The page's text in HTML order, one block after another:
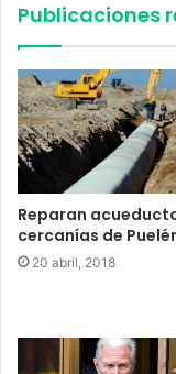
Publicaciones
Reparan
cercanías de
20 abril, 2018